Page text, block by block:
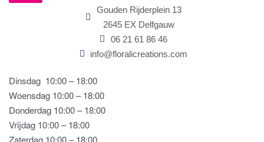
Gouden Rijderplein 13
2645 EX Delfgauw
06 21 61 86 46
info@floralicreations.com
Dinsdag 10:00 – 18:00
Woensdag 10:00 – 18:00
Donderdag 10:00 – 18:00
Vrijdag 10:00 – 18:00
Zaterdag 10:00 – 18:00